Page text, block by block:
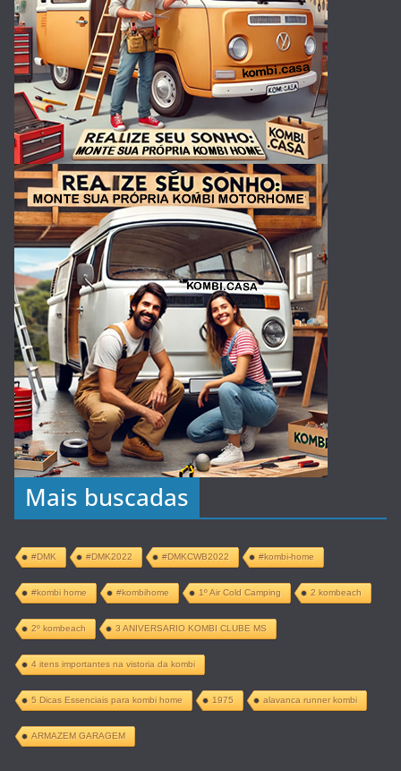
Mais buscadas
#DMK #DMK2022 #DMKCWB2022 #kombi-home
#kombi home #kombihome 1º Air Cold Camping 2 kombeach
2º kombeach 3 ANIVERSARIO KOMBI CLUBE MS
4 itens importantes na vistoria da kombi
5 Dicas Essenciais para kombi home 1975 alavanca runner kombi
ARMAZEM GARAGEM